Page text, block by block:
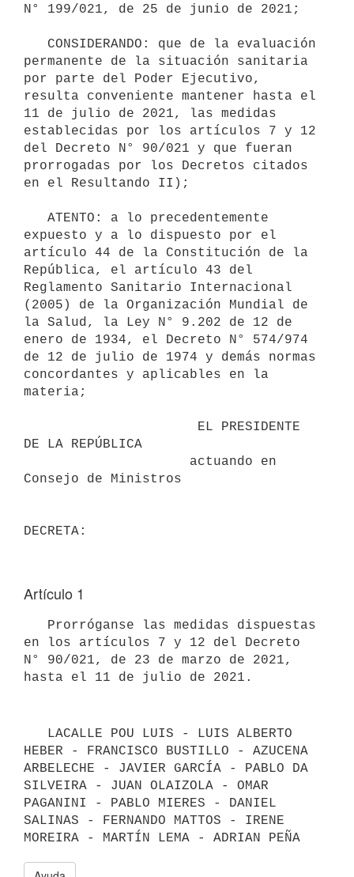
N° 199/021, de 25 de junio de 2021;
permanente de la situación sanitaria
por parte del Poder Ejecutivo,
resulta conveniente mantener hasta el
11 de julio de 2021, las medidas
establecidas por los artículos 7 y 12
del Decreto N° 90/021 y que fueran
prorrogadas por los Decretos citados
en el Resultando II);
expuesto y a lo dispuesto por el
artículo 44 de la Constitución de la
República, el artículo 43 del
Reglamento Sanitario Internacional
(2005) de la Organización Mundial de
la Salud, la Ley N° 9.202 de 12 de
enero de 1934, el Decreto N° 574/974
de 12 de julio de 1974 y demás normas
concordantes y aplicables en la
materia;
DE LA REPÚBLICA
Consejo de Ministros
Artículo 1
en los artículos 7 y 12 del Decreto
N° 90/021, de 23 de marzo de 2021,
HEBER - FRANCISCO BUSTILLO - AZUCENA
ARBELECHE - JAVIER GARCÍA - PABLO DA
SILVEIRA - JUAN OLAIZOLA - OMAR
PAGANINI - PABLO MIERES - DANIEL
SALINAS - FERNANDO MATTOS - IRENE
MOREIRA - MARTÍN LEMA - ADRIAN PEÑA